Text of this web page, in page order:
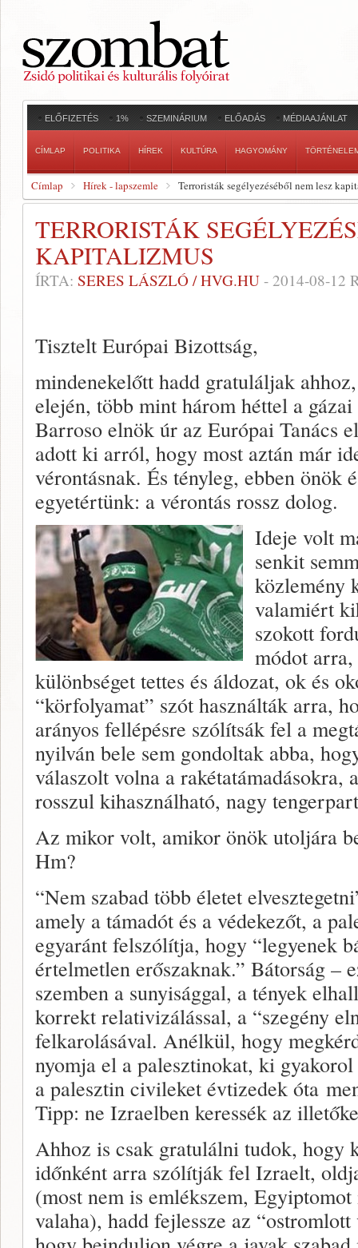
ELŐFIZETÉS 1% SZEMINÁRIUM ELŐADÁS MÉDIAAJÁNLAT
CÍMLAP POLITIKA HÍREK KULTÚRA HAGYOMÁNY
Címlap Hírek - lapszemle Terroristák segélyezéséből nem lesz
TERRORISTÁK
KAPITALIZMUS
ÍRTA: SERES LÁSZLÓ / HVG.HU - 2014-08-12
Tisztelt Európai Bizottság,
mindenekelőtt hadd gratuláljak
elején, több mint három héttel a
Barroso elnök úr az Európai Tanács
adott ki arról, hogy most aztán már
vérontásnak. És tényleg, ebben önök
egyetértünk: a vérontás rossz dolog.
Ideje volt
senkit
közlemény
valamiért
szokott
módot
különbséget tettes és áldozat, ok és
“körfolyamat” szót használták arra,
arányos fellépésre szólítsák fel a
nyilván bele sem gondoltak abba,
válaszolt volna a rakétatámadásokra,
rosszul kihasználható, nagy
Az mikor volt, amikor önök utoljára
Hm?
“Nem szabad több életet
amely a támadót és a védekezőt, a
egyaránt felszólítja, hogy “legyenek
értelmetlen erőszaknak.” Bátorság –
szemben a sunyisággal, a tények
korrekt relativizálással, a “szegény
felkarolásával. Anélkül, hogy
nyomja el a palesztinokat, ki
a palesztin civileket évtizedek óta
Tipp: ne Izraelben keressék az
Ahhoz is csak gratulálni tudok, hogy
időnként arra szólítják fel Izraelt,
(most nem is emlékszem,
valaha), hadd fejlessze az